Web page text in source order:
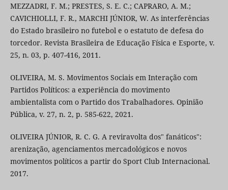
MEZZADRI, F. M.; PRESTES, S. E. C.; CAPRARO, A. M.;
CAVICHIOLLI, F. R., MARCHI JÚNIOR, W. As interferências
do Estado brasileiro no futebol e o estatuto de defesa do
torcedor. Revista Brasileira de Educação Física e Esporte, v.
25, n. 03, p. 407-416, 2011.
OLIVEIRA, M. S. Movimentos Sociais em Interação com
Partidos Políticos: a experiência do movimento
ambientalista com o Partido dos Trabalhadores. Opinião
Pública, v. 27, n. 2, p. 585-622, 2021.
OLIVEIRA JÚNIOR, R. C. G. A reviravolta dos" fanáticos":
arenização, agenciamentos mercadológicos e novos
movimentos políticos a partir do Sport Club Internacional.
2017.